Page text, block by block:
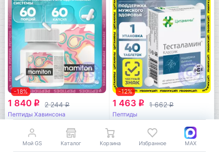
-18%
1 840 q 2 244q
Пептиды Хавинсона
Мамитон (Mamiton)
60 капсул
-12%
1 463 q 1 662q
Пептиды
Тесталамин
40 таблеток
Мой GS Каталог Корзина Избранное MAX